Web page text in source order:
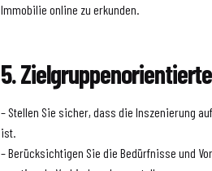
Immobilie online zu erkunden.
5. Zielgruppenorientierte
– Stellen Sie sicher, dass die Inszenierung
ist.
– Berücksichtigen Sie die Bedürfnisse und